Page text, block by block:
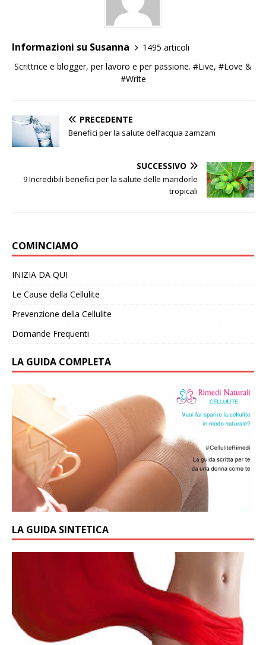
Informazioni su Susanna
1495 articoli
Scrittrice e blogger, per lavoro e per passione. #Live, #Love &
#Write
PRECEDENTE
Benefici per la salute dell’acqua zamzam
SUCCESSIVO
9 Incredibili benefici per la salute delle mandorle
tropicali
COMINCIAMO
INIZIA DA QUI
Le Cause della Cellulite
Prevenzione della Cellulite
Domande Frequenti
LA GUIDA COMPLETA
LA GUIDA SINTETICA